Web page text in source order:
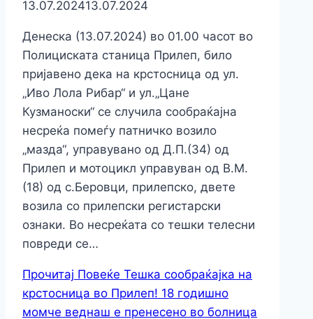
13.07.202413.07.2024
Денеска (13.07.2024) во 01.00 часот во
Полициската станица Прилеп, било
пријавено дека на крстосница од ул.
„Иво Лола Рибар“ и ул.„Цане
Кузманоски“ се случила сообраќајна
несреќа помеѓу патничко возило
„мазда“, управувано од Д.П.(34) од
Прилеп и мотоцикл управуван од В.М.
(18) од с.Беровци, прилепско, двете
возила со прилепски регистарски
ознаки. Во несреќата со тешки телесни
повреди се…
Прочитај Повеќе Тешка сообраќајка на
крстосница во Прилеп! 18 годишно
момче веднаш е пренесено во болница